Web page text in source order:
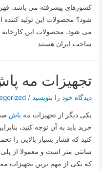
کشورهای پیشرفته می باشد.
می شود. محصولات این
ساخت ایران هستند
تجهیزات مه
دیدگاه‌ خود را بنویسید /
یکی دیگر از تجهیزات مه پاش
خرید باید به آن توجه کنید،
سانتی متر است و معمولا از
که یکی از مهم ترین تجهیزات